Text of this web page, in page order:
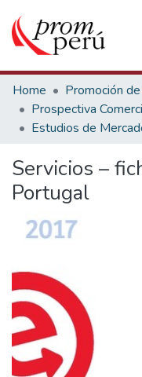
Communities &
All of DSpace
Statistics
Home
Prospectiva
Estudios de
Servicios –
Portugal